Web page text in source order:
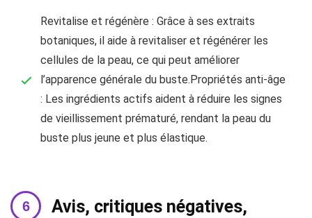
Revitalise et régénère : Grâce à ses extraits
botaniques, il aide à revitaliser et régénérer les
cellules de la peau, ce qui peut améliorer
l’apparence générale du buste.Propriétés anti-âge
: Les ingrédients actifs aident à réduire les signes
de vieillissement prématuré, rendant la peau du
buste plus jeune et plus élastique.
Avis, critiques négatives,